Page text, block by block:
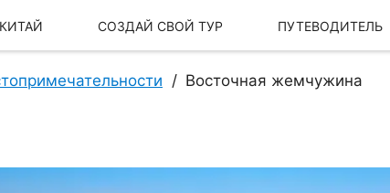
СОЗДАЙ СВОЙ ТУР ПУТЕВОДИТЕЛЬ
Восточная жемчужина